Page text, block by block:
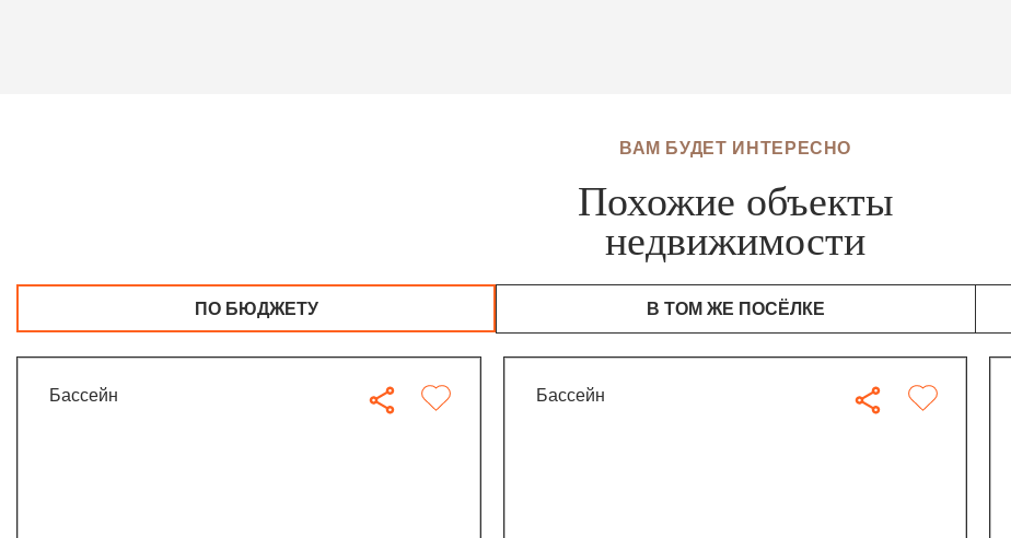
ВАМ БУДЕТ ИНТЕРЕСНО
Похожие объекты
недвижимости
ПО БЮДЖЕТУ В ТОМ ЖЕ ПОСЁЛКЕ
бассейн бассейн